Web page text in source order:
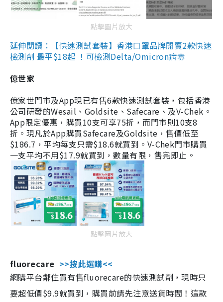
點擊圖片放大
延伸閱讀：【快速測試套裝】香港口罩品牌開賣2款快速
檢測劑 最平$18起 ！可檢測Delta/Omicron病毒
億世家
億家世門市及App現已有售6款快速測試套裝，包括香港
公司研發的Wesail、Goldsite、Safecare、及V-Chek。
App限定優惠，購買10支可享75折，而門市則10支8
折。現凡於App購買Safecare及Goldsite，售價低至
$186.7，平均每支只需$18.6就買到。V-Chek門市購買
一支平均不用$17.9就買到，數量有限，售完即止。
點擊圖片放大
fluorecare >>按此選購<<
網購平台鄰住買有售fluorecare的快速測試劑，現時只
要超低價$9.9就買到，購買前請先注意送貨時間！這款